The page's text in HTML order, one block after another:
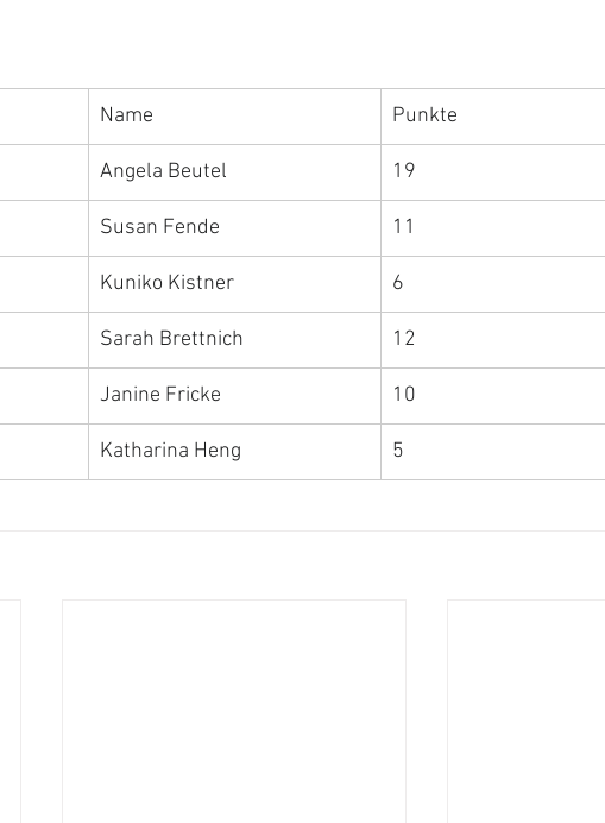
Name Punkte
Angela Beutel 19
Susan Fende 11
Kuniko Kistner 6
Sarah Brettnich 12
Janine Fricke 10
Katharina Heng 5